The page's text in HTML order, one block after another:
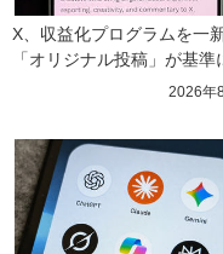
X、収益化プログラムを一
「オリジナル投稿」が基準
2026年